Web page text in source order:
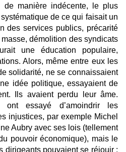
de manière indécente, le plus
de ce qui faisait un
des services publics, précarité
démolition des syndicats
une éducation populaire,
Alors, même entre eux les
solidarité, ne se connaissaient
idée politique, essayaient de
Ils avaient perdu leur âme.
ont essayé d’amoindrir les
injustices, par exemple Michel
Aubry avec ses lois (tellement
pouvoir économique), mais le
dirigeants pouvaient se réjouir :